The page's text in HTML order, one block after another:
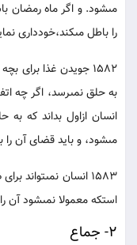
مى‏شود. و اگر ماه رمضان
را باطل مى‏كند،خوددارى
1582 جويدن غذا براى
به حلق نمى‏رسد، اگر چه
انسان ازاول بداند كه
مى‏شود، و بايد قضاى آن
1583 انسان
است‏كه معمولا نمى‏شود آن
2- جماع